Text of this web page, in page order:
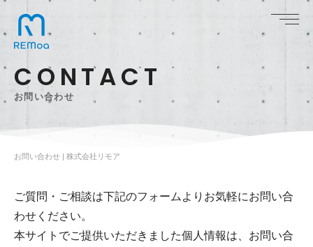
C ONTACT
お 問 い合わせ
お問い合わせ | 株式会社リモア
ご質問・ご相談は下記のフォームよりお気軽にお問い合
わせください。
本サイトでご提供いただきました個人情報は、お問い合